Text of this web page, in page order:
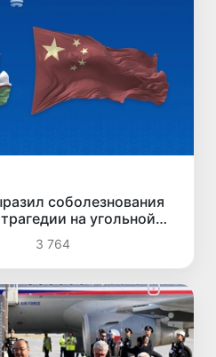
соболезнования
на угольной
3 764